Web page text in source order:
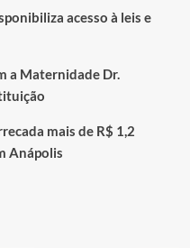
acesso à leis e
a Maternidade Dr.
mais de R$ 1,2
Anápolis